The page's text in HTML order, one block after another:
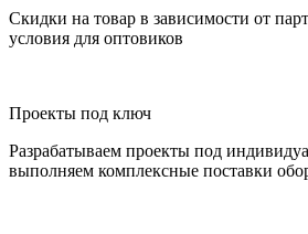
Скидки на товар в зависимости от
условия для оптовиков
Проекты под ключ
Разрабатываем проекты под
выполняем комплексные поставки